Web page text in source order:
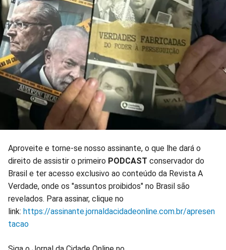
Aproveite e torne-se nosso assinante, o que lhe dará o
direito de assistir o primeiro PODCAST conservador do
Brasil e ter acesso exclusivo ao conteúdo da Revista A
Verdade, onde os "assuntos proibidos" no Brasil são
revelados. Para assinar, clique no
link: https://assinante.jornaldacidadeonline.com.br/apresen
tacao